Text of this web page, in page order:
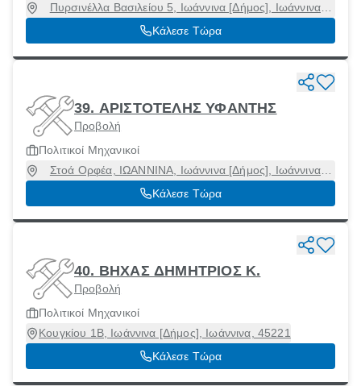
Πυρσινέλλα Βασιλείου 5, Ιωάννινα [Δήμος], Ιωάννινα,
45332
Κάλεσε Τώρα
39. ΑΡΙΣΤΟΤΕΛΗΣ ΥΦΑΝΤΗΣ
Προβολή
Πολιτικοί Μηχανικοί
Στοά Ορφέα, ΙΩΑΝΝΙΝΑ, Ιωάννινα [Δήμος], Ιωάννινα,
45332
Κάλεσε Τώρα
40. ΒΗΧΑΣ ΔΗΜΗΤΡΙΟΣ Κ.
Προβολή
Πολιτικοί Μηχανικοί
Κουγκίου 1Β, Ιωάννινα [Δήμος], Ιωάννινα, 45221
Κάλεσε Τώρα